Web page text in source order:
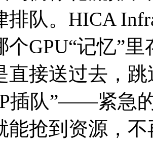
律排队。HICA
个GPU“记忆”
是直接送过去
插队”——紧急的
抢到资源，